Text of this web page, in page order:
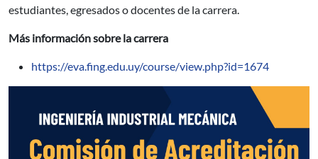
estudiantes, egresados o docentes de la carrera.
Más información sobre la carrera
https://eva.fing.edu.uy/course/view.php?id=1674